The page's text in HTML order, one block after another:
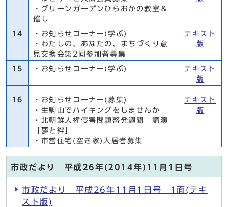
・グリーンガーデンひらおかの教室＆
催し
14
・お知らせコーナー(学ぶ)
・わたしの、あなたの、まちづくり意
見交換会第2回参加者募集
テキスト
版
15 ・お知らせコーナー(学ぶ)
テキスト
版
16
・お知らせコーナー(募集)
・生駒山でハイキングをしませんか
・北朝鮮人権侵害問題啓発週間 講演
「夢と絆」
・市営住宅(空き家)入居者募集
テキスト
版
市政だより 平成26年(2014年)11月1日号
市政だより 平成26年11月1日号 1面(テキ
スト版)